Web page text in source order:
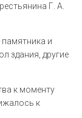
Г. А.
и
здания, другие
к моменту
к